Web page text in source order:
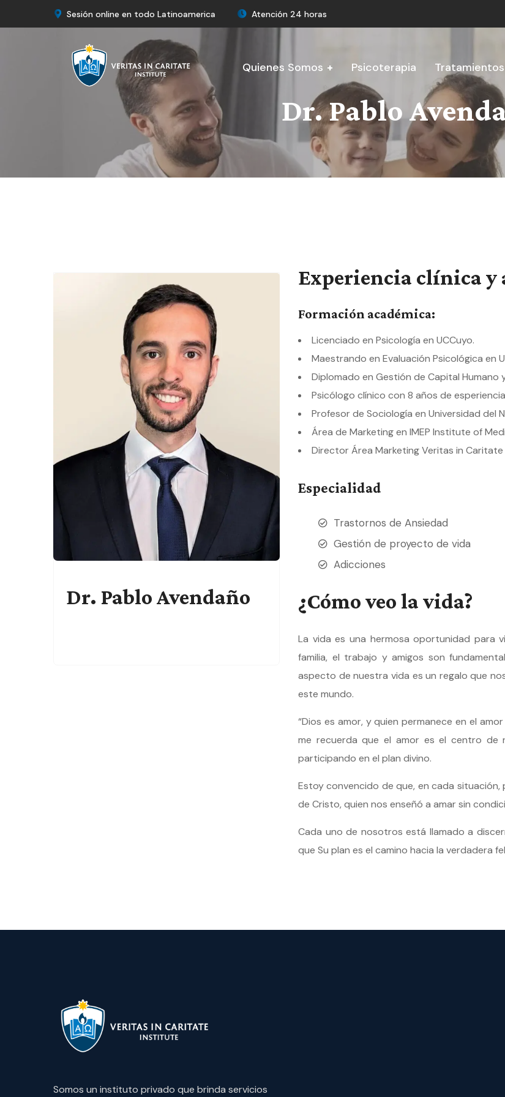
Sesión online en todo Latinoamerica Atención 24 horas
Quienes Somos Psicoterapia Tratamientos
Dr. Pablo
Dr. Pablo Avendaño
Experiencia clínica y
Formación académica:
Licenciado en Psicología en UCCuyo.
Maestrando en Evaluación Psicológica en
Diplomado en Gestión de Capital Humano
Psicólogo clínico con 8 años de
Profesor de Sociología en Universidad del
Área de Marketing en IMEP Institute of
Director Área Marketing Veritas in
Especialidad
Trastornos de Ansiedad
Gestión de proyecto de vida
Adicciones
¿Cómo veo la vida?
La vida es una hermosa oportunidad para
familia, el trabajo y amigos son
aspecto de nuestra vida es un regalo que
este mundo.
“Dios es amor, y quien permanece en el
me recuerda que el amor es el centro de
participando en el plan divino.
Estoy convencido de que, en cada
de Cristo, quien nos enseñó a amar sin
Cada uno de nosotros está llamado a
que Su plan es el camino hacia la verdadera
Somos un instituto privado que brinda servicios